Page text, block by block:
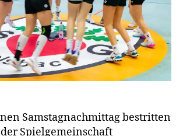
Samstagnachmittag bestritten
Spielgemeinschaft